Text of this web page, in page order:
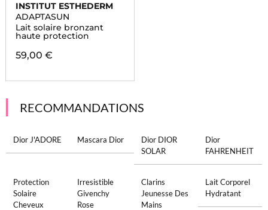
INSTITUT ESTHEDERM
ADAPTASUN
Lait solaire bronzant
haute protection
59,00 €
RECOMMANDATIONS
Dior J'ADORE Mascara Dior
Dior DIOR
SOLAR
Dior
FAHRENHEIT
Protection
Solaire
Cheveux
Irresistible
Givenchy
Rose
Clarins
Jeunesse Des
Mains
Lait Corporel
Hydratant